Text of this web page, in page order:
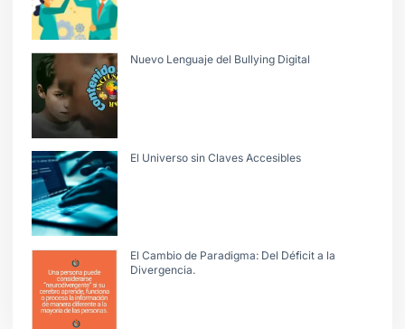
Nuevo Lenguaje del Bullying Digital
El Universo sin Claves Accesibles
El Cambio de Paradigma: Del Déficit a la
Divergencia.